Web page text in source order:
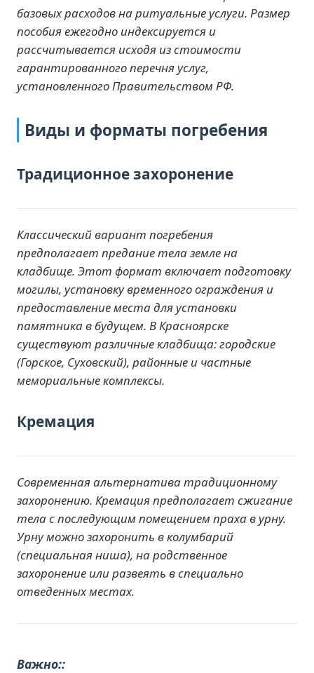
базовых расходов на ритуальные услуги. Размер
пособия ежегодно индексируется и
рассчитывается исходя из стоимости
гарантированного перечня услуг,
установленного Правительством РФ.
Виды и форматы погребения
Традиционное захоронение
Классический вариант погребения
предполагает предание тела земле на
кладбище. Этот формат включает подготовку
могилы, установку временного ограждения и
предоставление места для установки
памятника в будущем. В Красноярске
существуют различные кладбища: городские
(Горское, Суховский), районные и частные
мемориальные комплексы.
Кремация
Современная альтернатива традиционному
захоронению. Кремация предполагает сжигание
тела с последующим помещением праха в урну.
Урну можно захоронить в колумбарий
(специальная ниша), на родственное
захоронение или развеять в специально
отведенных местах.
Важно: